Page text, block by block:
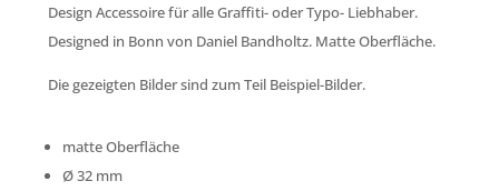
Design Accessoire für alle Graffiti- oder Typo- Liebhaber.
Designed in Bonn von Daniel Bandholtz. Matte Oberfläche.
Die gezeigten Bilder sind zum Teil Beispiel-Bilder.
matte Oberfläche
Ø32 mm